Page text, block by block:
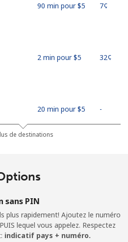
90 min pour ⁦$5⁩ ⁦7¢⁩
2 min pour ⁦$5⁩ ⁦32¢⁩
20 min pour ⁦$5⁩ -
18 min pour ⁦$5⁩
22 min pour ⁦$5⁩ ⁦13¢⁩
de destinations
sans PIN
plus rapidement! Ajoutez le numéro
lequel vous appelez. Respectez
indicatif pays + numéro.